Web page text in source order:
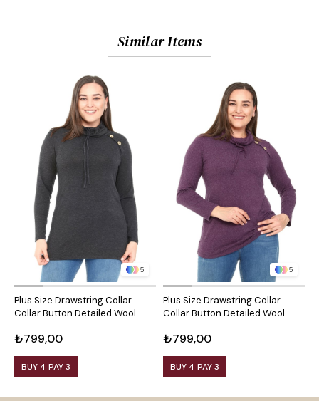
Similar Items
5
Plus Size Drawstring Collar
Collar Button Detailed Wool
₺799,00
BUY 4 PAY 3
5
Plus Size Drawstring Collar
Collar Button Detailed Wool
₺799,00
BUY 4 PAY 3